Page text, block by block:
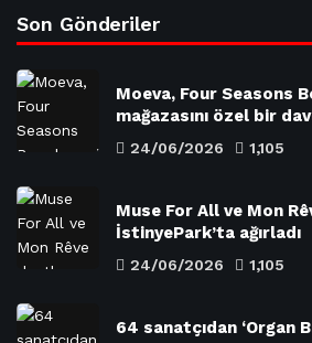
Son Gönderiler
Moeva, Four Seasons
mağazasını özel bir
24/06/2026 1,105
Muse For All ve Mon
İstinyePark’ta ağırladı
24/06/2026 1,105
64 sanatçıdan ‘Organ